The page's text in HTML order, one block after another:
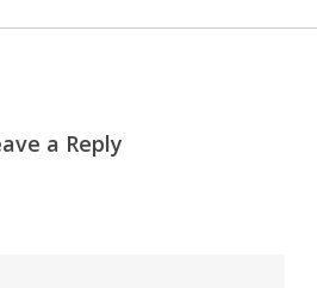
a Reply